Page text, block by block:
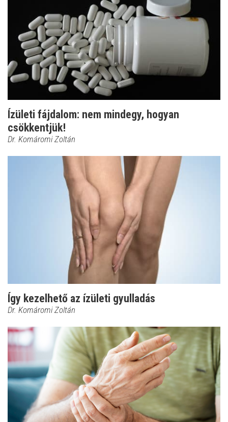
Ízületi fájdalom: nem mindegy, hogyan
csökkentjük!
Dr. Komáromi Zoltán
Így kezelhető az ízületi gyulladás
Dr. Komáromi Zoltán